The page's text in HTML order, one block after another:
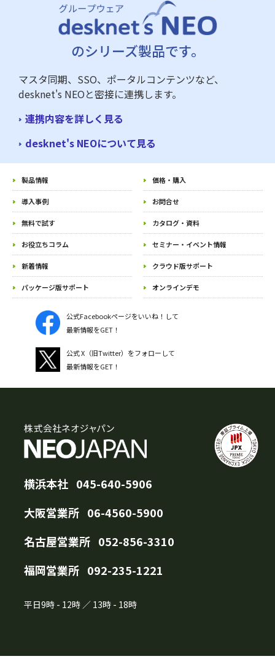
のシリーズ製品です。
マスタ同期、SSO、ポータルコンテンツなど、
desknet's NEOと密接に連携します。
連携内容を詳しく見る
desknet's NEOについて見る
製品情報 価格・購入
導入事例 お問合せ
無料で試す カタログ・資料
お役立ちコラム セミナー・イベント情報
新着情報 クラウド版サポート
パッケージ版サポート オンラインデモ
公式Facebookページをいいね！して
最新情報をGET！
公式 X（旧Twitter）をフォローして
最新情報をGET！
横浜本社 045-640-5906
大阪営業所 06-4560-5900
名古屋営業所 052-856-3310
福岡営業所 092-235-1221
平日9時- 12時／ 13時- 18時